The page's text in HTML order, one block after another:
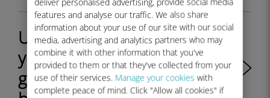
features and analyse our traffic. We also share
information about your use of our site with our social
media, advertising and analytics partners who may
combine it with other information that you've
provided to them or that they've collected from your
use of their services. Manage your cookies with
complete peace of mind. Click "Allow all cookies" if
Ubigi eSIM profil siparişimde
yer alan veri planının
geçerlilik süresi ne zaman